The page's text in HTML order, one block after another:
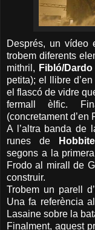
Després, un vídeo
trobem diferents
mithril, Fibló/Dardo
petita); el llibre
el flascó de vidre
fermall èlfic.
(concretament d’en
A l’altra banda de
runes de
segons a la
Frodo al mirall de
construir.
Trobem un parell
Una fa referència
Lasaine sobre la
Finalment, aquest